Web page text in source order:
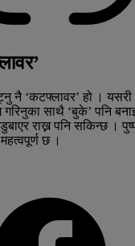
नै ‘कटफ्लावर’ हो ।
साथै ‘बुके’ पनि
राख्न पनि सकिन्छ ।
छ ।